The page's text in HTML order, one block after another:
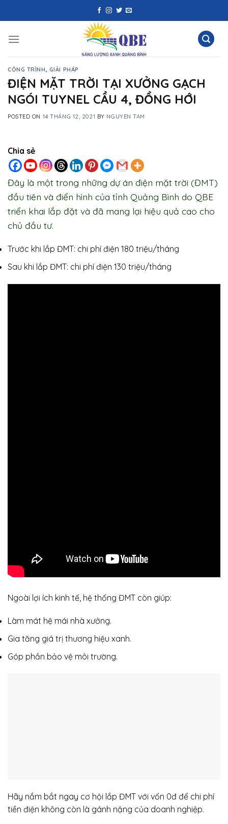
to
CÔNG TRÌNH, GIẢI PHÁP
ĐIỆN MẶT TRỜI TẠI XƯỞNG GẠCH
NGÓI TUYNEL CẦU 4, ĐỒNG HỚI
POSTED ON 14 THÁNG 12, 2021 BY NGUYEN TAM
Chia sẻ
Đây là một trong những dự án điện mặt trời (ĐMT)
đầu tiên và điển hình của tỉnh Quảng Bình do QBE
triển khai lắp đặt và đã mang lại hiệu quả cao cho
chủ đầu tư.
Trước khi lắp ĐMT: chi phí điện 180 triệu/tháng
Sau khi lắp ĐMT: chi phí điện 130 triệu/tháng
Ngoài lợi ích kinh tế, hệ thống ĐMT còn giúp:
Làm mát hệ mái nhà xưởng.
Gia tăng giá trị thương hiệu xanh.
Góp phần bảo vệ môi trường.
Hãy nắm bắt ngay cơ hội lắp ĐMT với vốn 0đ để chi phí
tiền điện không còn là gánh nặng của doanh nghiệp.